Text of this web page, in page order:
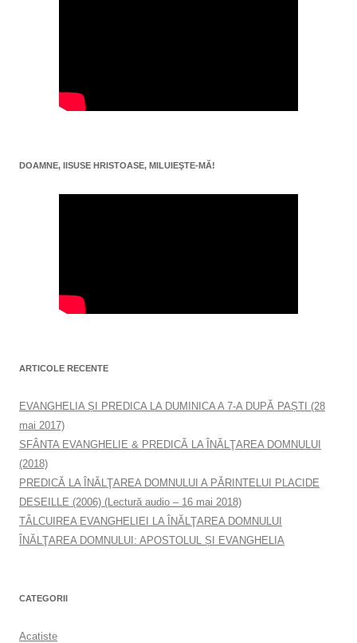
DOAMNE, IISUSE HRISTOASE, MILUIEŞTE-MĂ!
ARTICOLE RECENTE
EVANGHELIA ȘI PREDICA LA DUMINICA A 7-A DUPĂ PAȘTI (28
mai 2017)
SFÂNTA EVANGHELIE & PREDICĂ LA ÎNĂLŢAREA DOMNULUI
(2018)
PREDICĂ LA ÎNĂLŢAREA DOMNULUI A PĂRINTELUI PLACIDE
DESEILLE (2006) (Lectură audio – 16 mai 2018)
TÂLCUIREA EVANGHELIEI LA ÎNĂLŢAREA DOMNULUI
ÎNĂLŢAREA DOMNULUI: APOSTOLUL ȘI EVANGHELIA
CATEGORII
Acatiste